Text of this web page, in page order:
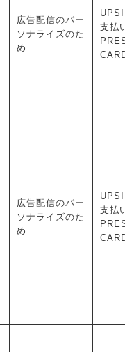
広告配信のパー
ソナライズのた
め
支払
広告配信のパー
ソナライズのた
め
支払